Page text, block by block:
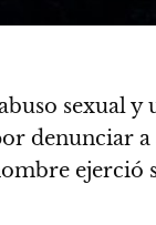
sexual y
denunciar
ejerció